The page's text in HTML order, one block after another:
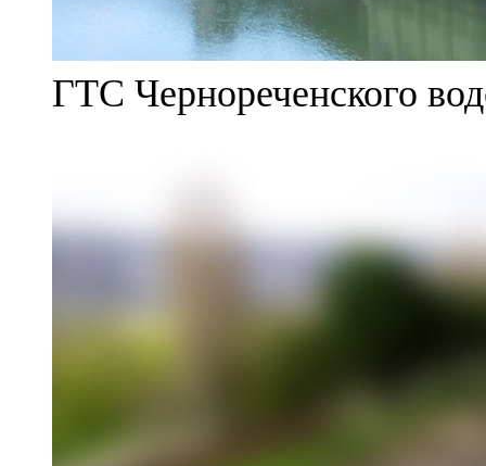
ГТС Чернореченского